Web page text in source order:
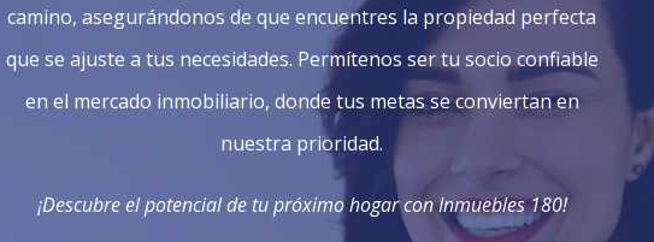
camino, asegurándonos de que encuentres la propiedad perfecta
que se ajuste a tus necesidades. Permítenos ser tu socio confiable
en el mercado inmobiliario, donde tus metas se conviertan en
nuestra prioridad.
¡Descubre el potencial de tu próximo hogar con Inmuebles 180!